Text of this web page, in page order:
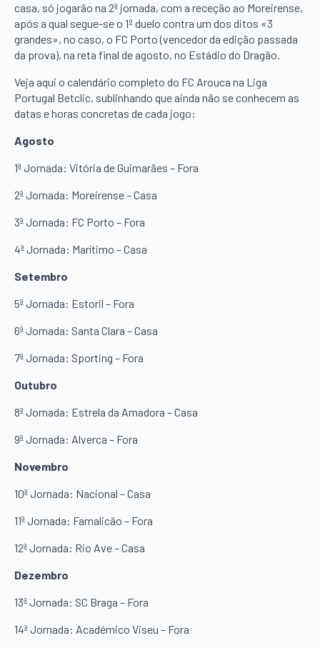
casa, só jogarão na 2ª jornada, com a receção ao Moreirense,
após a qual segue-se o 1º duelo contra um dos ditos «3
grandes», no caso, o FC Porto (vencedor da edição passada
da prova), na reta final de agosto, no Estádio do Dragão.
Veja aqui o calendário completo do FC Arouca na Liga
Portugal Betclic, sublinhando que ainda não se conhecem as
datas e horas concretas de cada jogo:
Agosto
1ª Jornada: Vitória de Guimarães – Fora
2ª Jornada: Moreirense – Casa
3ª Jornada: FC Porto – Fora
4ª Jornada: Marítimo – Casa
Setembro
5ª Jornada: Estoril – Fora
6ª Jornada: Santa Clara – Casa
7ª Jornada: Sporting – Fora
Outubro
8ª Jornada: Estrela da Amadora – Casa
9ª Jornada: Alverca – Fora
Novembro
10ª Jornada: Nacional – Casa
11ª Jornada: Famalicão – Fora
12ª Jornada: Rio Ave – Casa
Dezembro
13ª Jornada: SC Braga – Fora
14ª Jornada: Académico Viseu – Fora